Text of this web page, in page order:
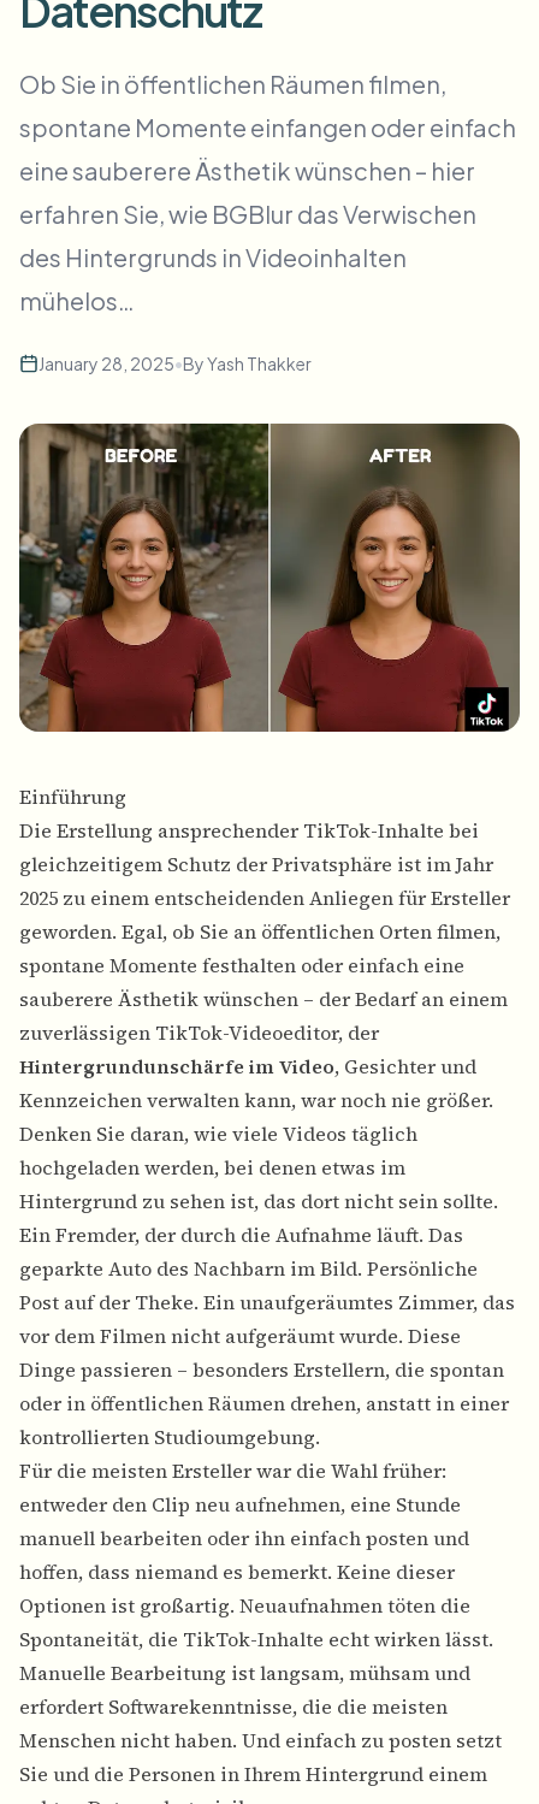
Video-Intelligenz
Viele Videos auf einmal bearbeiten
Massen-Gesichtsweichzeichnung
Alles weichzeichnen
Enterprise-Zonen, Richtlinien und Überprüfung
API & SDK
Uploads, Jobs und Webhooks automatisieren
Kontaktformular
Video-Intelligenz
Ob Sie in öffentlichen Räumen filmen,
spontane Momente einfangen oder einfach
eine sauberere Ästhetik wünschen – hier
erfahren Sie, wie BGBlur das Verwischen
des Hintergrunds in Videoinhalten
mühelos…
January 28, 2025•ByYash Thakker
Einführung
Die Erstellung ansprechender TikTok-Inhalte bei
gleichzeitigem Schutz der Privatsphäre ist im Jahr
2025 zu einem entscheidenden Anliegen für Ersteller
geworden. Egal, ob Sie an öffentlichen Orten filmen,
spontane Momente festhalten oder einfach eine
sauberere Ästhetik wünschen – der Bedarf an einem
zuverlässigen TikTok-Videoeditor, der
Hintergrundunschärfe im Video, Gesichter und
Kennzeichen verwalten kann, war noch nie größer.
Denken Sie daran, wie viele Videos täglich
hochgeladen werden, bei denen etwas im
Hintergrund zu sehen ist, das dort nicht sein sollte.
Ein Fremder, der durch die Aufnahme läuft. Das
geparkte Auto des Nachbarn im Bild. Persönliche
Post auf der Theke. Ein unaufgeräumtes Zimmer, das
vor dem Filmen nicht aufgeräumt wurde. Diese
Dinge passieren – besonders Erstellern, die spontan
oder in öffentlichen Räumen drehen, anstatt in einer
kontrollierten Studioumgebung.
Für die meisten Ersteller war die Wahl früher:
entweder den Clip neu aufnehmen, eine Stunde
manuell bearbeiten oder ihn einfach posten und
hoffen, dass niemand es bemerkt. Keine dieser
Optionen ist großartig. Neuaufnahmen töten die
Spontaneität, die TikTok-Inhalte echt wirken lässt.
Manuelle Bearbeitung ist langsam, mühsam und
erfordert Softwarekenntnisse, die die meisten
Menschen nicht haben. Und einfach zu posten setzt
Sie und die Personen in Ihrem Hintergrund einem